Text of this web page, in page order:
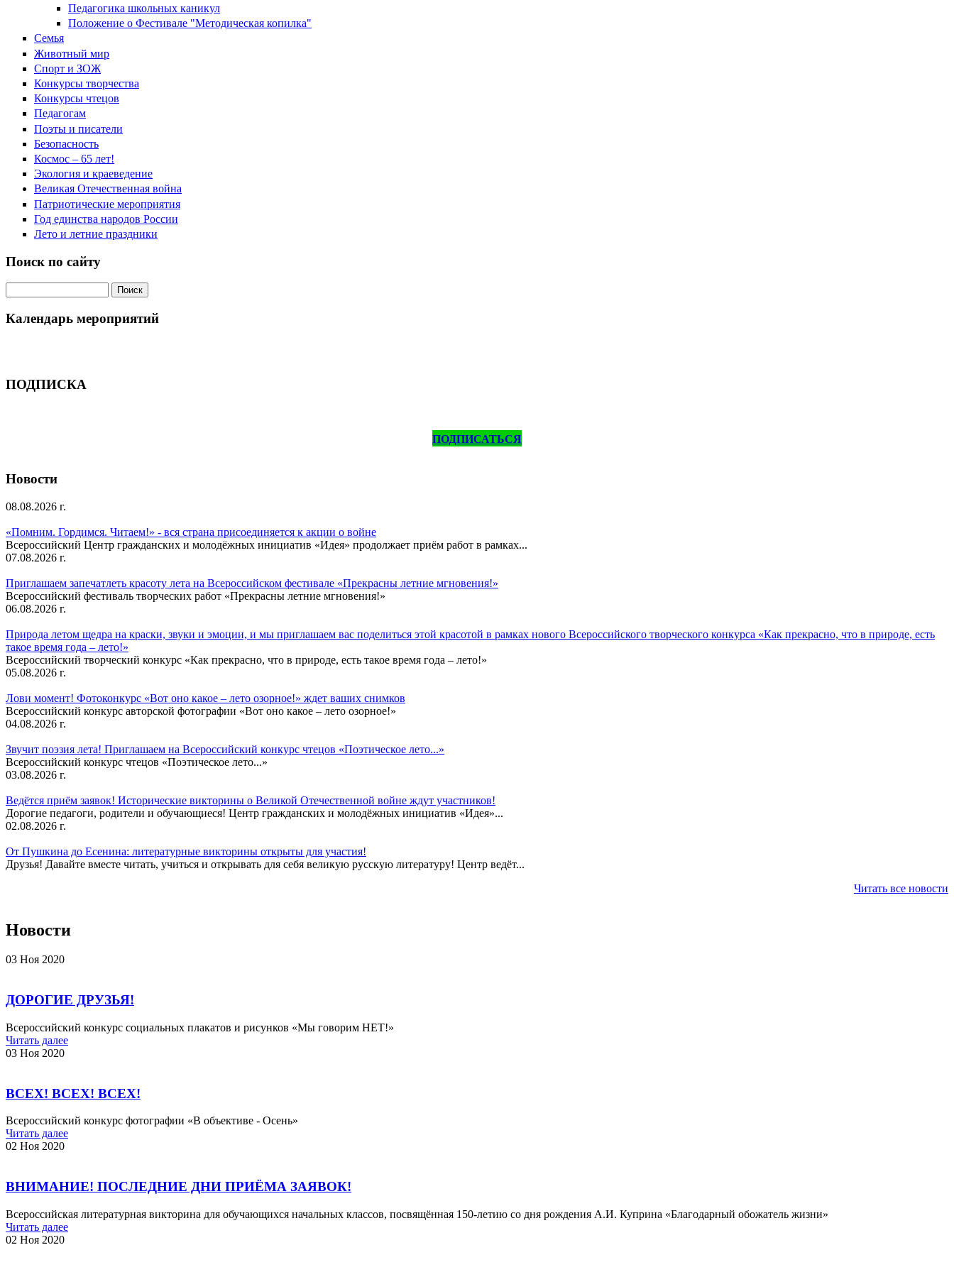
Педагогика школьных каникул
Положение о Фестивале "Методическая копилка"
Семья
Животный мир
Спорт и ЗОЖ
Конкурсы творчества
Конкурсы чтецов
Педагогам
Поэты и писатели
Безопасность
Космос – 65 лет!
Экология и краеведение
Великая Отечественная война
Патриотические мероприятия
Год единства народов России
Лето и летние праздники
Поиск по сайту
Календарь мероприятий
ПОДПИСКА
ПОДПИСАТЬСЯ
Новости
08.08.2026 г.
«Помним. Гордимся. Читаем!» - вся страна присоединяется к акции о войне
Всероссийский Центр гражданских и молодёжных инициатив «Идея» продолжает приём работ в рамках...
07.08.2026 г.
Приглашаем запечатлеть красоту лета на Всероссийском фестивале «Прекрасны летние мгновения!»
Всероссийский фестиваль творческих работ «Прекрасны летние мгновения!»
06.08.2026 г.
Природа летом щедра на краски, звуки и эмоции, и мы приглашаем вас поделиться этой красотой в рамках нового Всероссийского творческого конкурса «Как прекрасно, что в природе, есть
такое время года – лето!»
Всероссийский творческий конкурс «Как прекрасно, что в природе, есть такое время года – лето!»
05.08.2026 г.
Лови момент! Фотоконкурс «Вот оно какое – лето озорное!» ждет ваших снимков
Всероссийский конкурс авторской фотографии «Вот оно какое – лето озорное!»
04.08.2026 г.
Звучит поэзия лета! Приглашаем на Всероссийский конкурс чтецов «Поэтическое лето...»
Всероссийский конкурс чтецов «Поэтическое лето...»
03.08.2026 г.
Ведётся приём заявок! Исторические викторины о Великой Отечественной войне ждут участников!
Дорогие педагоги, родители и обучающиеся! Центр гражданских и молодёжных инициатив «Идея»...
02.08.2026 г.
От Пушкина до Есенина: литературные викторины открыты для участия!
Друзья! Давайте вместе читать, учиться и открывать для себя великую русскую литературу! Центр ведёт...
Читать все новости
Новости
03 Ноя 2020
ДОРОГИЕ ДРУЗЬЯ!
Всероссийский конкурс социальных плакатов и рисунков «Мы говорим НЕТ!»
Читать далее
03 Ноя 2020
ВСЕХ! ВСЕХ! ВСЕХ!
Всероссийский конкурс фотографии «В объективе - Осень»
Читать далее
02 Ноя 2020
ВНИМАНИЕ! ПОСЛЕДНИЕ ДНИ ПРИЁМА ЗАЯВОК!
Всероссийская литературная викторина для обучающихся начальных классов, посвящённая 150-летию со дня рождения А.И. Куприна «Благодарный обожатель жизни»
Читать далее
02 Ноя 2020